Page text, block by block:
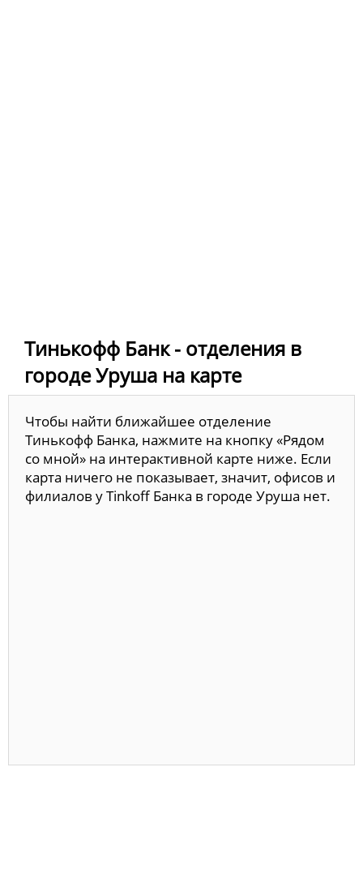
Тинькофф Банк - отделения в
городе Уруша на карте
Чтобы найти ближайшее отделение
Тинькофф Банка, нажмите на кнопку «Рядом
со мной» на интерактивной карте ниже. Если
карта ничего не показывает, значит, офисов и
филиалов у Tinkoff Банка в городе Уруша нет.